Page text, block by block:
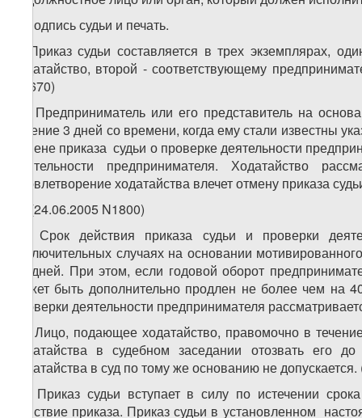
е) подпись судьи и печать.
9. Приказ судьи составляется в трех экземплярах,
ходатайство, второй - соответствующему
N5670)
10. Предприниматель или его представитель на
течение 3 дней со времени, когда ему стали известны
отмене приказа судьи о проверке деятельности
деятельности предпринимателя. Ходатайство
Удовлетворение ходатайства влечет отмену приказа
11.(24.06.2005 N1800)
12. Срок действия приказа судьи и проверки
исключительных случаях на основании
15 дней. При этом, если годовой оборот
может быть дополнительно продлен не более чем на
проверки деятельности предпринимателя
13. Лицо, подающее ходатайство, правомочно в
ходатайства в судебном заседании отозвать его
ходатайства в суд по тому же основанию не
14. Приказ судьи вступает в силу по истечении
действие приказа. Приказ судьи в установленном